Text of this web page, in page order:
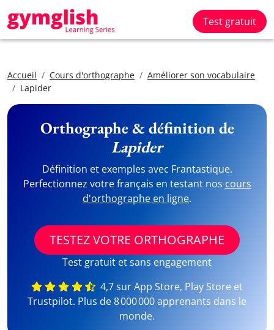
Test gratuit
Accueil Cours d'orthographe
Améliorer son vocabulaire
Lapider
Orthographe & définition de
Lapider
Définition et exemples avec Frantastique.
Perfectionnez votre français en testant nos cours
d'orthographe en ligne.
TESTEZ VOTRE ORTHOGRAPHE
Test gratuit et sans engagement
4,7 sur App Store, Play Store et
Trustpilot. Plus de 8 000 000 apprenants dans le
monde.